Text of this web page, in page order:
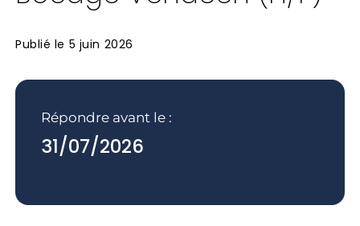
Publié le 5 juin 2026
Répondre avant le :
31/07/2026